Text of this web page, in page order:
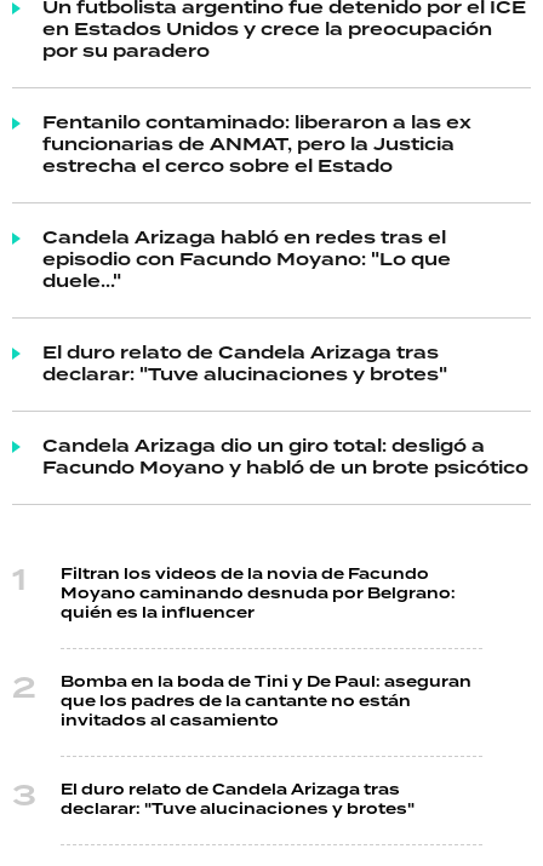
Un futbolista argentino fue detenido por el ICE
en Estados Unidos y crece la preocupación
por su paradero
Fentanilo contaminado: liberaron a las ex
funcionarias de ANMAT, pero la Justicia
estrecha el cerco sobre el Estado
Candela Arizaga habló en redes tras el
episodio con Facundo Moyano: "Lo que
duele..."
El duro relato de Candela Arizaga tras
declarar: "Tuve alucinaciones y brotes"
Candela Arizaga dio un giro total: desligó a
Facundo Moyano y habló de un brote psicótico
Filtran los videos de la novia de Facundo
Moyano caminando desnuda por Belgrano:
quién es la influencer
Bomba en la boda de Tini y De Paul: aseguran
que los padres de la cantante no están
invitados al casamiento
El duro relato de Candela Arizaga tras
declarar: "Tuve alucinaciones y brotes"